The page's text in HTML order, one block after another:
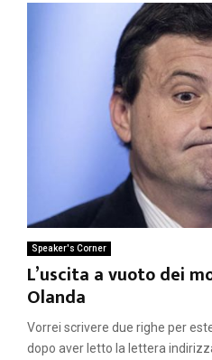
Speaker's Corner
L’uscita a vuoto dei
Olanda
Vorrei scrivere due righe per
dopo aver letto la lettera